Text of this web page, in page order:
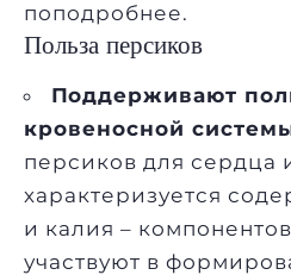
поподробнее.
Польза персиков
Поддерживают
кровеносной
персиков для сердца
характеризуется
и калия –
участвуют в